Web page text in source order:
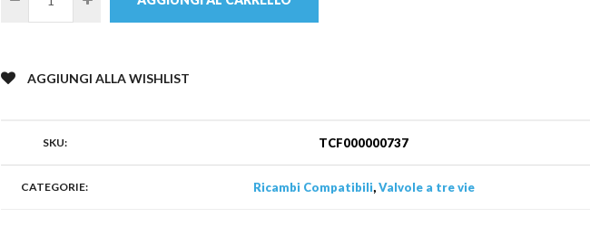
AGGIUNGI ALLA WISHLIST
SKU: TCF000000737
CATEGORIE: Ricambi Compatibili, Valvole a tre vie